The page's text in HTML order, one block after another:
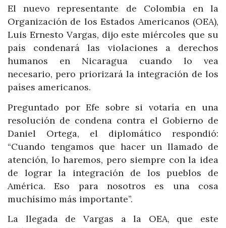
El nuevo representante de Colombia en la
Organización de los Estados Americanos (OEA),
Luis Ernesto Vargas, dijo este miércoles que su
país condenará las violaciones a derechos
humanos en Nicaragua cuando lo vea
necesario, pero priorizará la integración de los
países americanos.
Preguntado por Efe sobre si votaría en una
resolución de condena contra el Gobierno de
Daniel Ortega, el diplomático respondió:
“Cuando tengamos que hacer un llamado de
atención, lo haremos, pero siempre con la idea
de lograr la integración de los pueblos de
América. Eso para nosotros es una cosa
muchísimo más importante”.
La llegada de Vargas a la OEA, que este